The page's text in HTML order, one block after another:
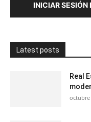
INICIAR SESIÓN
Latest posts
Real
octubre